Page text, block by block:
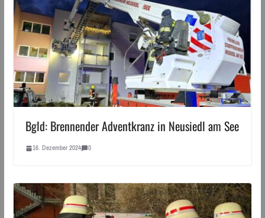
Bgld: Brennender Adventkranz in Neusiedl am See
16. Dezember 2024 0